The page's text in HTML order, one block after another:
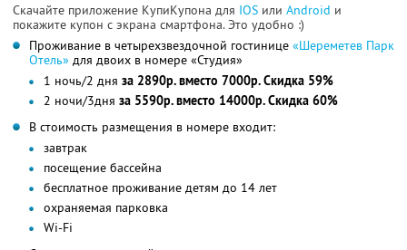
Скачайте приложение КупиКупона для IOS или Android и
покажите купон с экрана смартфона. Это удобно :)
Проживание в четырехзвездочной гостинице «Шереметев Парк
Отель» для двоих в номере «Студия»
1 ночь/2 дня за 2890р. вместо 7000р. Скидка 59%
2 ночи/3дня за 5590р. вместо 14000р. Скидка 60%
В стоимость размещения в номере входит:
завтрак
посещение бассейна
бесплатное проживание детям до 14 лет
охраняемая парковка
Wi-Fi